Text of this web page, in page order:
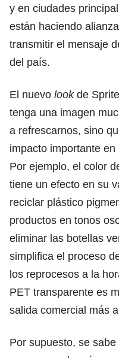
y en ciudades
están haciendo
transmitir el mensaje
del país.
El nuevo lookde
tenga una imagen
a refrescarnos, sino
impacto importante
Por ejemplo, el color
tiene un efecto en su
reciclar plástico
productos en tonos
eliminar las botellas
simplifica el proceso
los reprocesos a la
PET transparente es
salida comercial más
Por supuesto, se